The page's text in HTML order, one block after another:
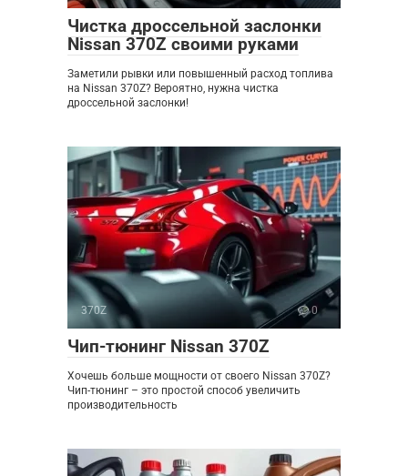
Чистка дроссельной заслонки
Nissan 370Z своими руками
Заметили рывки или повышенный расход топлива
на Nissan 370Z? Вероятно, нужна чистка
дроссельной заслонки!
370Z 0
Чип-тюнинг Nissan 370Z
Хочешь больше мощности от своего Nissan 370Z?
Чип-тюнинг – это простой способ увеличить
производительность